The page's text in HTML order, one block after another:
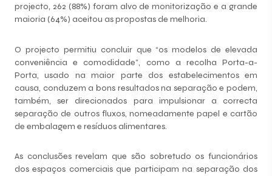
projecto, 262 (88%) foram alvo de monitorização e a grande
maioria (64%) aceitou as propostas de melhoria.
O projecto permitiu concluir que “os modelos de elevada
conveniência e comodidade”, como a recolha Porta-a-
Porta, usado na maior parte dos estabelecimentos em
causa, conduzem a bons resultados na separação e podem,
também, ser direcionados para impulsionar a correcta
separação de outros fluxos, nomeadamente papel e cartão
de embalagem e resíduos alimentares.
As conclusões revelam que são sobretudo os funcionários
dos espaços comerciais que participam na separação dos